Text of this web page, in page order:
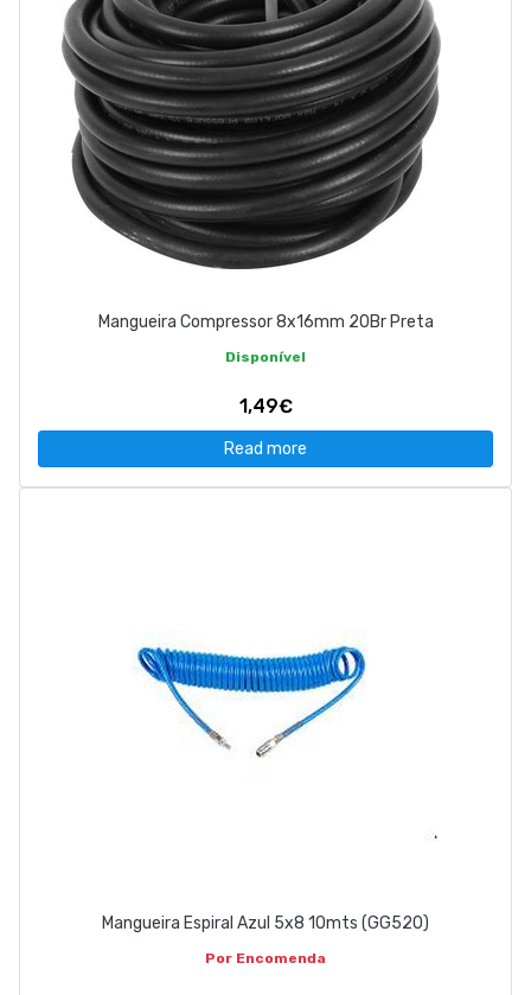
Mangueira Compressor 8x16mm 20Br Preta
Disponível
1,49€
Read more
Mangueira Espiral Azul 5x8 10mts (GG520)
Por Encomenda